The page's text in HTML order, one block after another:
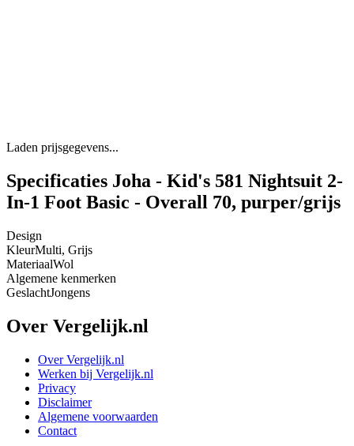
Laden prijsgegevens...
Specificaties Joha - Kid's 581 Nightsuit 2-
In-1 Foot Basic - Overall 70, purper/grijs
Design
KleurMulti, Grijs
MateriaalWol
Algemene kenmerken
GeslachtJongens
Over Vergelijk.nl
Over Vergelijk.nl
Werken bij Vergelijk.nl
Privacy
Disclaimer
Algemene voorwaarden
Contact